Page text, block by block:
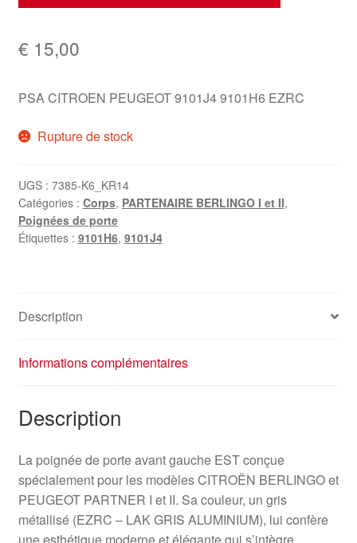
€ 15,00
PSA CITROEN PEUGEOT 9101J4 9101H6 EZRC
Rupture de stock
UGS : 7385-K6_KR14
Catégories : Corps, PARTENAIRE BERLINGO I et II,
Poignées de porte
Étiquettes : 9101H6, 9101J4
Description
Informations complémentaires
Description
La poignée de porte avant gauche EST conçue
spécialement pour les modèles CITROËN BERLINGO et
PEUGEOT PARTNER I et II. Sa couleur, un gris
métallisé (EZRC – LAK GRIS ALUMINIUM), lui confère
une esthétique moderne et élégante qui s’intègre